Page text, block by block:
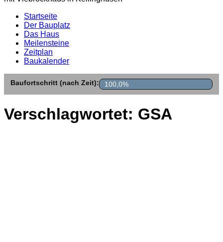
Startseite
Der Bauplatz
Das Haus
Meilensteine
Zeitplan
Baukalender
Baufortschritt (nach Zeit): 100,0%
Verschlagwortet: GSA